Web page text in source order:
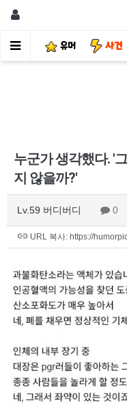
유머 사건
누군가 생각했다. '
지 않을까?'
Lv.59 버디버디 0
URL 복사: https://